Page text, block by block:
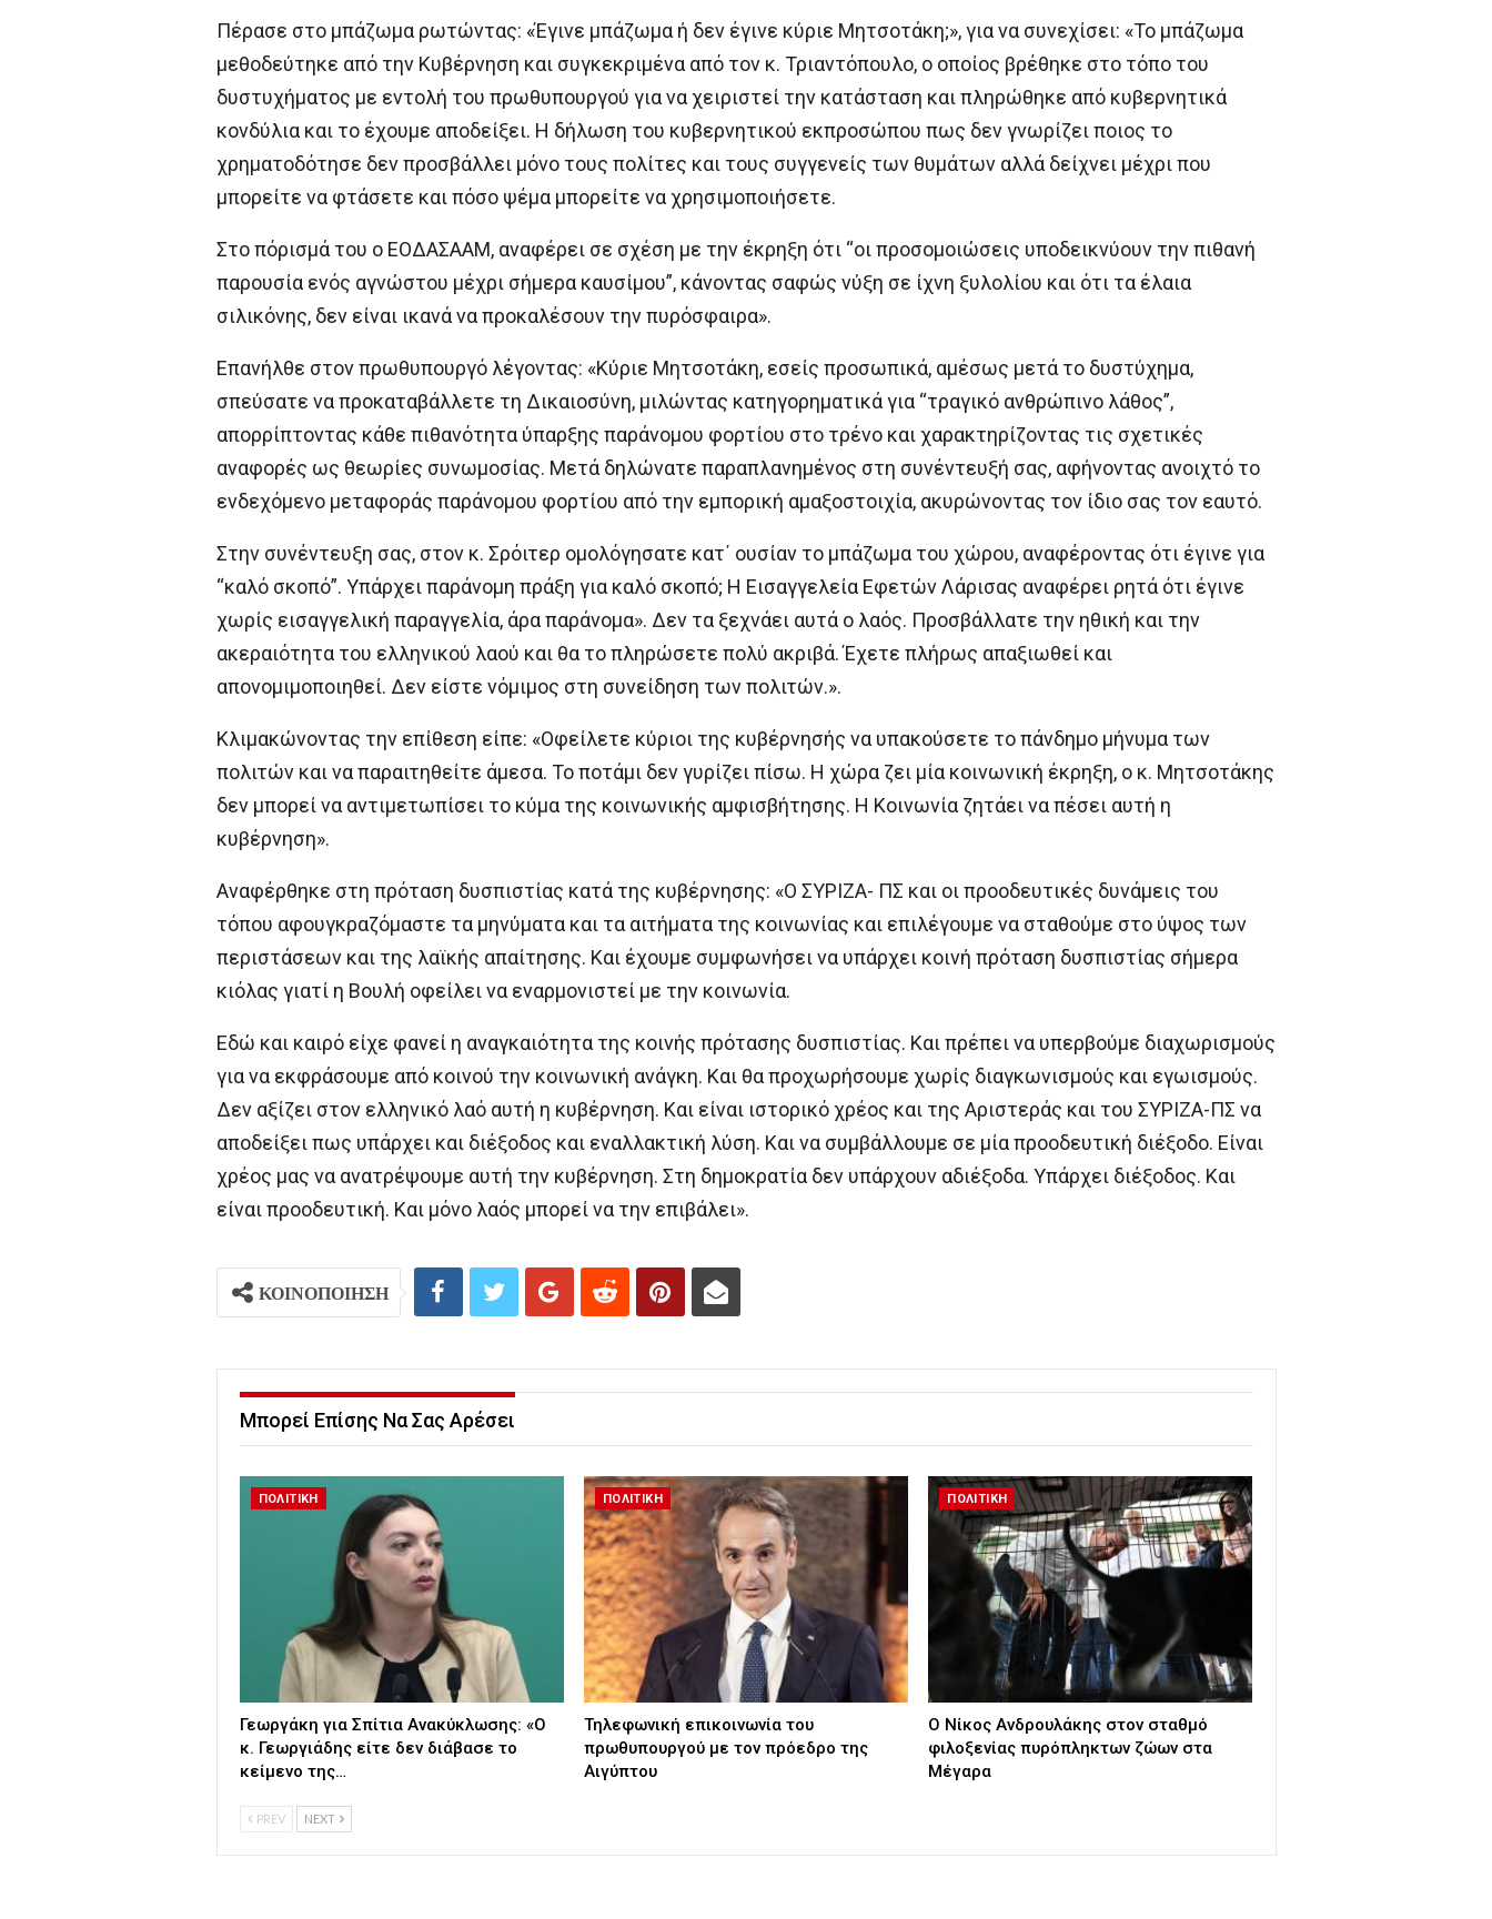
Πέρασε στο μπάζωμα ρωτώντας: «Έγινε μπάζωμα ή δεν έγινε κύριε Μητσοτάκη;», για να συνεχίσει: «Το μπάζωμα
μεθοδεύτηκε από την Κυβέρνηση και συγκεκριμένα από τον κ. Τριαντόπουλο, ο οποίος βρέθηκε στο τόπο του
δυστυχήματος με εντολή του πρωθυπουργού για να χειριστεί την κατάσταση και πληρώθηκε από κυβερνητικά
κονδύλια και το έχουμε αποδείξει. Η δήλωση του κυβερνητικού εκπροσώπου πως δεν γνωρίζει ποιος το
χρηματοδότησε δεν προσβάλλει μόνο τους πολίτες και τους συγγενείς των θυμάτων αλλά δείχνει μέχρι που
μπορείτε να φτάσετε και πόσο ψέμα μπορείτε να χρησιμοποιήσετε.
Στο πόρισμά του ο ΕΟΔΑΣΑΑΜ, αναφέρει σε σχέση με την έκρηξη ότι “οι προσομοιώσεις υποδεικνύουν την πιθανή
παρουσία ενός αγνώστου μέχρι σήμερα καυσίμου”, κάνοντας σαφώς νύξη σε ίχνη ξυλολίου και ότι τα έλαια
σιλικόνης, δεν είναι ικανά να προκαλέσουν την πυρόσφαιρα».
Επανήλθε στον πρωθυπουργό λέγοντας: «Κύριε Μητσοτάκη, εσείς προσωπικά, αμέσως μετά το δυστύχημα,
σπεύσατε να προκαταβάλλετε τη Δικαιοσύνη, μιλώντας κατηγορηματικά για “τραγικό ανθρώπινο λάθος”,
απορρίπτοντας κάθε πιθανότητα ύπαρξης παράνομου φορτίου στο τρένο και χαρακτηρίζοντας τις σχετικές
αναφορές ως θεωρίες συνωμοσίας. Μετά δηλώνατε παραπλανημένος στη συνέντευξή σας, αφήνοντας ανοιχτό το
ενδεχόμενο μεταφοράς παράνομου φορτίου από την εμπορική αμαξοστοιχία, ακυρώνοντας τον ίδιο σας τον εαυτό.
Στην συνέντευξη σας, στον κ. Σρόιτερ ομολόγησατε κατ΄ ουσίαν το μπάζωμα του χώρου, αναφέροντας ότι έγινε για
“καλό σκοπό”. Υπάρχει παράνομη πράξη για καλό σκοπό; Η Εισαγγελεία Εφετών Λάρισας αναφέρει ρητά ότι έγινε
χωρίς εισαγγελική παραγγελία, άρα παράνομα». Δεν τα ξεχνάει αυτά ο λαός. Προσβάλλατε την ηθική και την
ακεραιότητα του ελληνικού λαού και θα το πληρώσετε πολύ ακριβά. Έχετε πλήρως απαξιωθεί και
απονομιμοποιηθεί. Δεν είστε νόμιμος στη συνείδηση των πολιτών.».
Κλιμακώνοντας την επίθεση είπε: «Οφείλετε κύριοι της κυβέρνησής να υπακούσετε το πάνδημο μήνυμα των
πολιτών και να παραιτηθείτε άμεσα. Το ποτάμι δεν γυρίζει πίσω. Η χώρα ζει μία κοινωνική έκρηξη, ο κ. Μητσοτάκης
δεν μπορεί να αντιμετωπίσει το κύμα της κοινωνικής αμφισβήτησης. Η Κοινωνία ζητάει να πέσει αυτή η
κυβέρνηση».
Αναφέρθηκε στη πρόταση δυσπιστίας κατά της κυβέρνησης: «Ο ΣΥΡΙΖΑ- ΠΣ και οι προοδευτικές δυνάμεις του
τόπου αφουγκραζόμαστε τα μηνύματα και τα αιτήματα της κοινωνίας και επιλέγουμε να σταθούμε στο ύψος των
περιστάσεων και της λαϊκής απαίτησης. Και έχουμε συμφωνήσει να υπάρχει κοινή πρόταση δυσπιστίας σήμερα
κιόλας γιατί η Βουλή οφείλει να εναρμονιστεί με την κοινωνία.
Εδώ και καιρό είχε φανεί η αναγκαιότητα της κοινής πρότασης δυσπιστίας. Και πρέπει να υπερβούμε διαχωρισμούς
για να εκφράσουμε από κοινού την κοινωνική ανάγκη. Και θα προχωρήσουμε χωρίς διαγκωνισμούς και εγωισμούς.
Δεν αξίζει στον ελληνικό λαό αυτή η κυβέρνηση. Και είναι ιστορικό χρέος και της Αριστεράς και του ΣΥΡΙΖΑ-ΠΣ να
αποδείξει πως υπάρχει και διέξοδος και εναλλακτική λύση. Και να συμβάλλουμε σε μία προοδευτική διέξοδο. Είναι
χρέος μας να ανατρέψουμε αυτή την κυβέρνηση. Στη δημοκρατία δεν υπάρχουν αδιέξοδα. Υπάρχει διέξοδος. Και
είναι προοδευτική. Και μόνο λαός μπορεί να την επιβάλει».
ΚΟΙΝΟΠΟΙΗΣΗ
Μπορεί Επίσης Να Σας Αρέσει
ΠΟΛΙΤΙΚΗ
Γεωργάκη για Σπίτια Ανακύκλωσης: «Ο
κ. Γεωργιάδης είτε δεν διάβασε το
κείμενο της…
ΠΟΛΙΤΙΚΗ
Τηλεφωνική επικοινωνία του
πρωθυπουργού με τον πρόεδρο της
Αιγύπτου
ΠΟΛΙΤΙΚΗ
Ο Νίκος Ανδρουλάκης στον σταθμό
φιλοξενίας πυρόπληκτων ζώων στα
Μέγαρα
PREV NEXT